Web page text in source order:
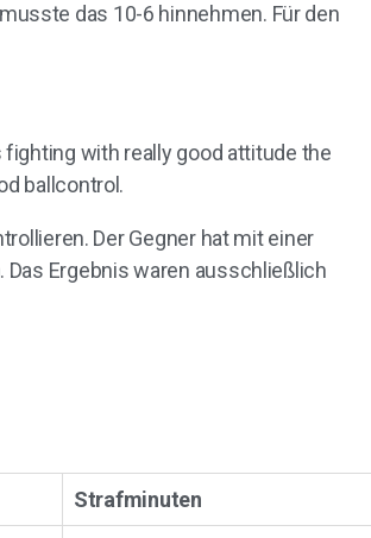
das 10-6 hinnehmen. Für den
fighting with really good attitude the
ballcontrol.
Der Gegner hat mit einer
Ergebnis waren ausschließlich
Strafminuten